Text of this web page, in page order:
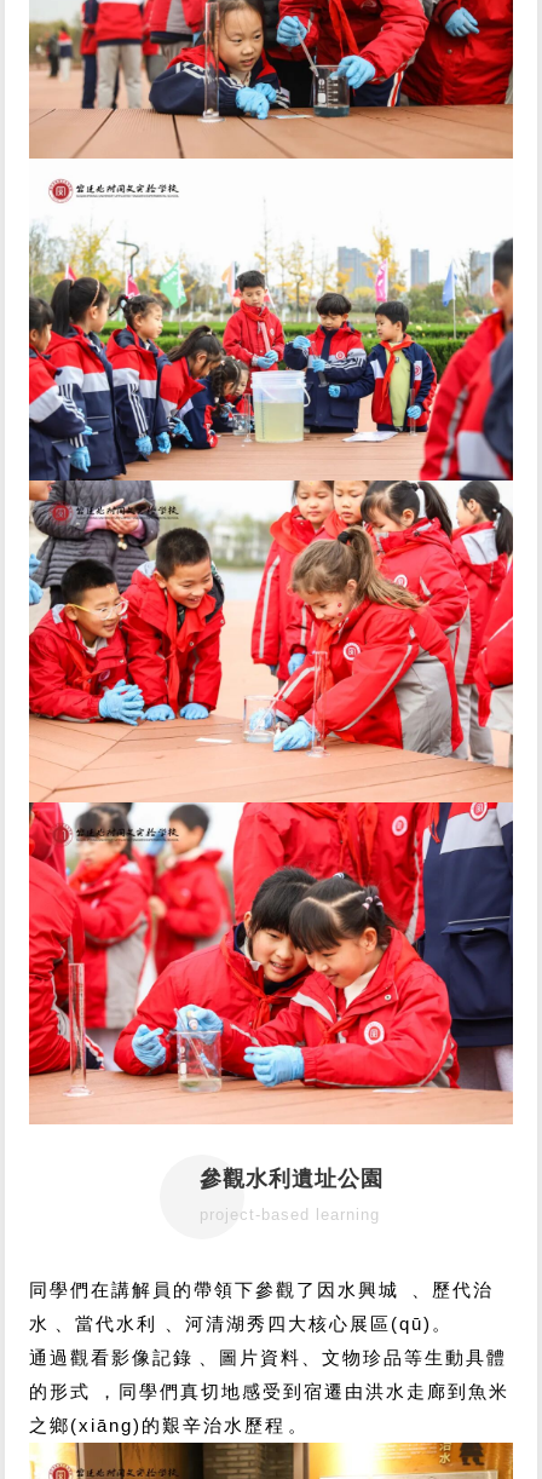
參觀水利遺址公園
project-based learning
同學們在講解員的帶領下參觀了因水興城、歷代治
水、當代水利、河清湖秀四大核心展區(qū)。
通過觀看影像記錄、圖片資料、文物珍品等生動具體
的形式，同學們真切地感受到宿遷由洪水走廊到魚米
之鄉(xiāng)的艱辛治水歷程。